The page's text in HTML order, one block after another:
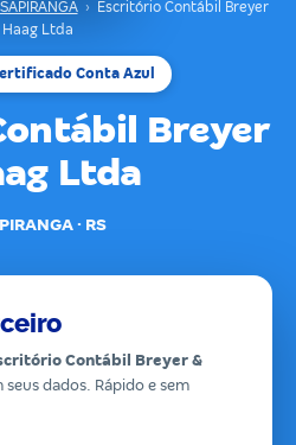
SAPIRANGA ›
Escritório Contábil Breyer
Haag Ltda
Conta Azul
Breyer
Ltda
· RS
Contábil Breyer &
seus dados. Rápido e sem